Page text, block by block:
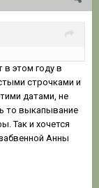
в этом году в
строчками и
датами, не
то выкапывание
Так и хочется
Анны